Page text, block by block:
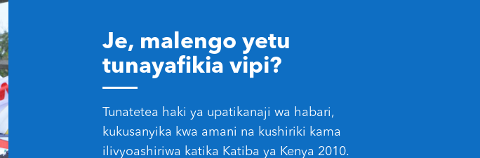
Je, malengo yetu
tunayafikia vipi?
Tunatetea haki ya upatikanaji wa habari,
kukusanyika kwa amani na kushiriki kama
ilivyoashiriwa katika Katiba ya Kenya 2010.